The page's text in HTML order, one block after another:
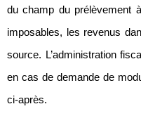
du champ du prélèvement
imposables, les revenus
source. L’administration
en cas de demande de
ci-après.